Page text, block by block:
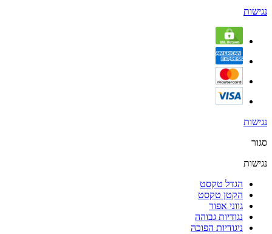
נגישות
נגישות
סגור
נגישות
הגדל טקסט
הקטן טקסט
גווני אפור
נגודיות גבוהה
ניגודיות הפוכה